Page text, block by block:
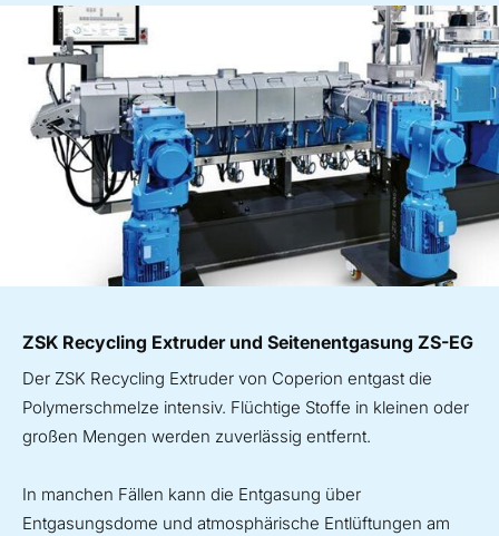
ZSK Recycling Extruder und Seitenentgasung ZS-EG
Der ZSK Recycling Extruder von Coperion entgast die
Polymerschmelze intensiv. Flüchtige Stoffe in kleinen oder
großen Mengen werden zuverlässig entfernt.
In manchen Fällen kann die Entgasung über
Entgasungsdome und atmosphärische Entlüftungen am